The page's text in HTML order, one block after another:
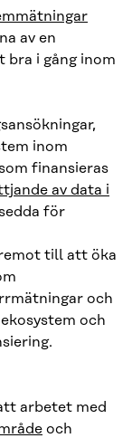
av en
bra i gång inom
inom
finansieras
av data i
för
till att öka
och
och
arbetet med
och